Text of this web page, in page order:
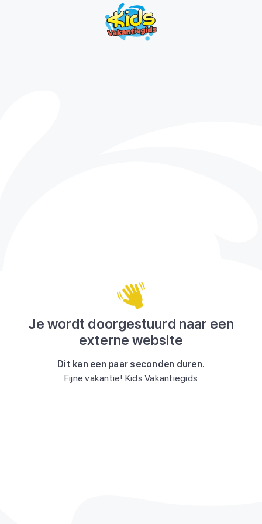
Je wordt doorgestuurd naar een
externe website
Dit kan een paar seconden duren.
Fijne vakantie! Kids Vakantiegids